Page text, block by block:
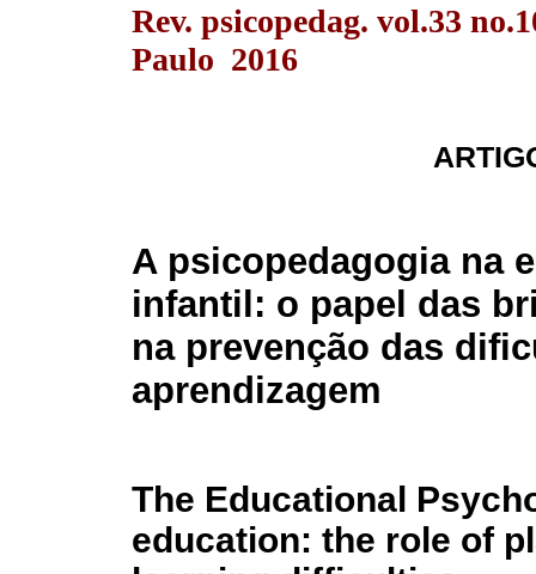
Rev. psicopedag. vol.33
Paulo 2016
A psicopedagogia na
infantil: o papel das
na prevenção das
aprendizagem
The Educational
education: the role of